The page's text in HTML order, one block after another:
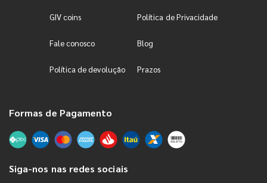
GIV coins Política de Privacidade
Fale conosco Blog
Política de devolução Prazos
Formas de Pagamento
Siga-nos nas redes sociais